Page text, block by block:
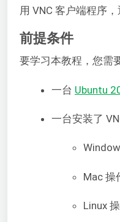
用 VNC 客户端程序
前提条件
要学习本教程，您需
一台 Ubuntu
一台安装了
Mac 操
Linux